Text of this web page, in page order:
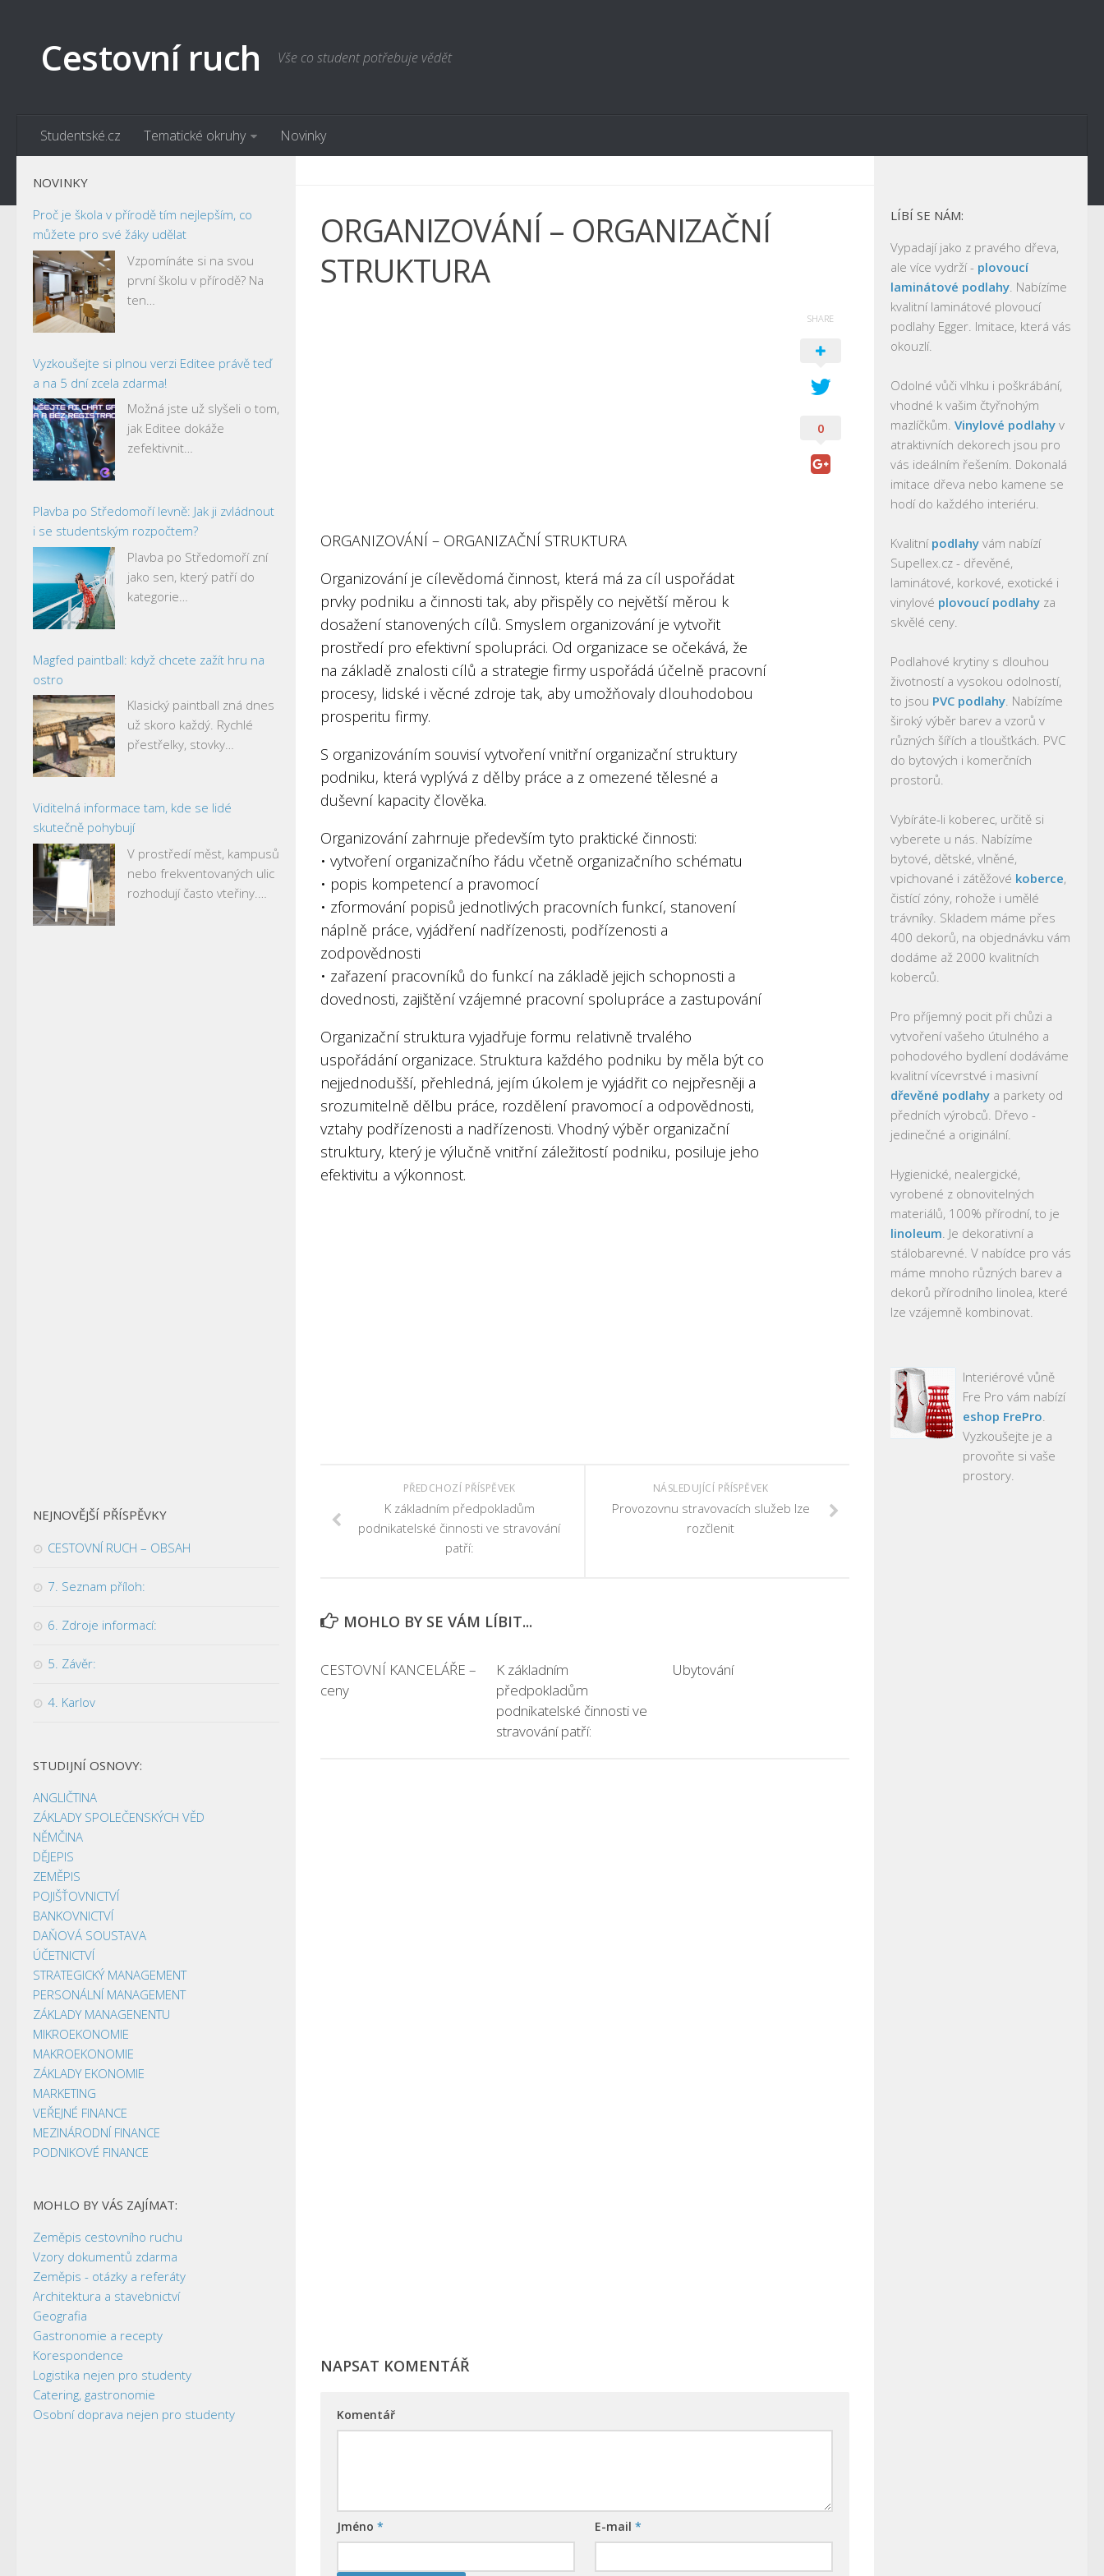
Cestovní ruch Vše co student potřebuje vědět
Studentské.cz Tematické okruhy Novinky
ORGANIZOVÁNÍ – ORGANIZAČNÍ
STRUKTURA
ORGANIZOVÁNÍ – ORGANIZAČNÍ STRUKTURA
Organizování je cílevědomá činnost, která má za cíl uspořádat
prvky podniku a činnosti tak, aby přispěly co největší měrou k
dosažení stanovených cílů. Smyslem organizování je vytvořit
prostředí pro efektivní spolupráci. Od organizace se očekává, že
na základě znalosti cílů a strategie firmy uspořádá účelně pracovní
procesy, lidské i věcné zdroje tak, aby umožňovaly dlouhodobou
prosperitu firmy.
S organizováním souvisí vytvoření vnitřní organizační struktury
podniku, která vyplývá z dělby práce a z omezené tělesné a
duševní kapacity člověka.
Organizování zahrnuje především tyto praktické činnosti:
• vytvoření organizačního řádu včetně organizačního schématu
• popis kompetencí a pravomocí
• zformování popisů jednotlivých pracovních funkcí, stanovení
náplně práce, vyjádření nadřízenosti, podřízenosti a
zodpovědnosti
• zařazení pracovníků do funkcí na základě jejich schopnosti a
dovednosti, zajištění vzájemné pracovní spolupráce a zastupování
Organizační struktura vyjadřuje formu relativně trvalého
uspořádání organizace. Struktura každého podniku by měla být co
nejjednodušší, přehledná, jejím úkolem je vyjádřit co nejpřesněji a
srozumitelně dělbu práce, rozdělení pravomocí a odpovědnosti,
vztahy podřízenosti a nadřízenosti. Vhodný výběr organizační
struktury, který je výlučně vnitřní záležitostí podniku, posiluje jeho
efektivitu a výkonnost.
SHARE
0
NÁSLEDUJÍCÍ PŘÍSPĚVEK
Provozovnu stravovacích služeb lze
rozčlenit
PŘEDCHOZÍ PŘÍSPĚVEK
K základním předpokladům
podnikatelské činnosti ve stravování
patří:
MOHLO BY SE VÁM LÍBIT...
CESTOVNÍ KANCELÁŘE –
ceny
K základním
předpokladům
podnikatelské činnosti ve
stravování patří:
Ubytování
NAPSAT KOMENTÁŘ
Komentář
Jméno * E-mail*
NOVINKY
Proč je škola v přírodě tím nejlepším, co
můžete pro své žáky udělat
Vzpomínáte si na svou
první školu v přírodě? Na
ten…
Vyzkoušejte si plnou verzi Editee právě teď
a na 5 dní zcela zdarma!
Možná jste už slyšeli o tom,
jak Editee dokáže
zefektivnit…
Plavba po Středomoří levně: Jak ji zvládnout
i se studentským rozpočtem?
Plavba po Středomoří zní
jako sen, který patří do
kategorie…
Magfed paintball: když chcete zažít hru na
ostro
Klasický paintball zná dnes
už skoro každý. Rychlé
přestřelky, stovky…
Viditelná informace tam, kde se lidé
skutečně pohybují
V prostředí měst, kampusů
nebo frekventovaných ulic
rozhodují často vteřiny.…
NEJNOVĚJŠÍ PŘÍSPĚVKY
CESTOVNÍ RUCH – OBSAH
7. Seznam příloh:
6. Zdroje informací:
5. Závěr:
4. Karlov
STUDIJNÍ OSNOVY:
ANGLIČTINA
ZÁKLADY SPOLEČENSKÝCH VĚD
NĚMČINA
DĚJEPIS
ZEMĚPIS
POJIŠŤOVNICTVÍ
BANKOVNICTVÍ
DAŇOVÁ SOUSTAVA
ÚČETNICTVÍ
STRATEGICKÝ MANAGEMENT
PERSONÁLNÍ MANAGEMENT
ZÁKLADY MANAGENENTU
MIKROEKONOMIE
MAKROEKONOMIE
ZÁKLADY EKONOMIE
MARKETING
VEŘEJNÉ FINANCE
MEZINÁRODNÍ FINANCE
PODNIKOVÉ FINANCE
MOHLO BY VÁS ZAJÍMAT:
Zeměpis cestovního ruchu
Vzory dokumentů zdarma
Zeměpis - otázky a referáty
Architektura a stavebnictví
Geografia
Gastronomie a recepty
Korespondence
Logistika nejen pro studenty
Catering, gastronomie
Osobní doprava nejen pro studenty
LÍBÍ SE NÁM:
Vypadají jako z pravého dřeva,
ale více vydrží - plovoucí
laminátové podlahy. Nabízíme
kvalitní laminátové plovoucí
podlahy Egger. Imitace, která vás
okouzlí.
Odolné vůči vlhku i poškrábání,
vhodné k vašim čtyřnohým
mazlíčkům. Vinylové podlahy v
atraktivních dekorech jsou pro
vás ideálním řešením. Dokonalá
imitace dřeva nebo kamene se
hodí do každého interiéru.
Kvalitní podlahy vám nabízí
Supellex.cz - dřevěné,
laminátové, korkové, exotické i
vinylové plovoucí podlahy za
skvělé ceny.
Podlahové krytiny s dlouhou
životností a vysokou odolností,
to jsou PVC podlahy. Nabízíme
široký výběr barev a vzorů v
různých šířích a tloušťkách. PVC
do bytových i komerčních
prostorů.
Vybíráte-li koberec, určitě si
vyberete u nás. Nabízíme
bytové, dětské, vlněné,
vpichované i zátěžové koberce,
čistící zóny, rohože i umělé
trávníky. Skladem máme přes
400 dekorů, na objednávku vám
dodáme až 2000 kvalitních
koberců.
Pro příjemný pocit při chůzi a
vytvoření vašeho útulného a
pohodového bydlení dodáváme
kvalitní vícevrstvé i masivní
dřevěné podlahy a parkety od
předních výrobců. Dřevo -
jedinečné a originální.
Hygienické, nealergické,
vyrobené z obnovitelných
materiálů, 100% přírodní, to je
linoleum. Je dekorativní a
stálobarevné. V nabídce pro vás
máme mnoho různých barev a
dekorů přírodního linolea, které
lze vzájemně kombinovat.
Interiérové vůně
Fre Pro vám nabízí
eshop FrePro.
Vyzkoušejte je a
provoňte si vaše
prostory.